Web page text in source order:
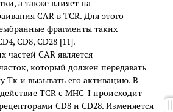
а также влияет на
CAR в TCR. Для этого
фрагменты таких
CD8, CD28 [11].
CAR является
который должен передавать
Тк и вызывать его активацию. В
TCR с MHC-I происходит
CD8 и CD28. Изменяется